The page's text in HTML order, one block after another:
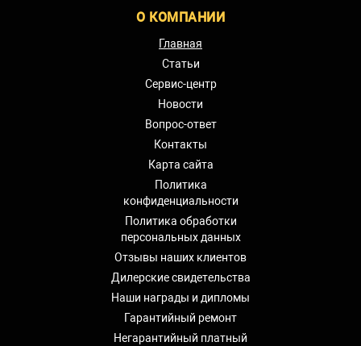
О КОМПАНИИ
Главная
Статьи
Сервис-центр
Новости
Вопрос-ответ
Контакты
Карта сайта
Политика
конфиденциальности
Политика обработки
персональных данных
Отзывы наших клиентов
Дилерские свидетельства
Наши награды и дипломы
Гарантийный ремонт
Негарантийный платный